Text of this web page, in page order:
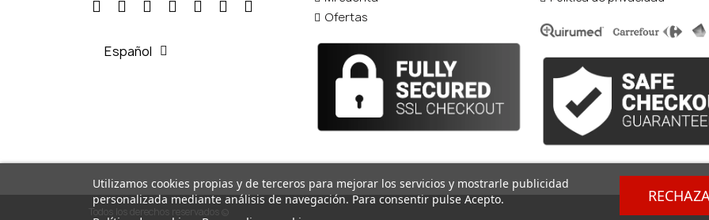
Español
Ofertas
Todos los derechos reservados ©
Utilizamos cookies propias y de terceros para mejorar los servicios y mostrarle publicidad
personalizada mediante análisis de navegación. Para consentir pulse Acepto.